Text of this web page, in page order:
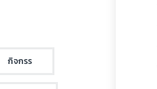
กิจกรร